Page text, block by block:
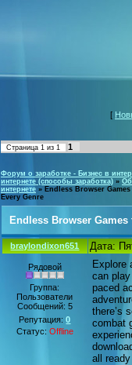
[
Страница 1 из 1 1
Форум о заработке - Бизнес в
интернете (способы заработка) »
интернете » Endless Browser
Every Genre
Endless Browser
braylondixon651 Дата:
Рядовой
Группа:
Пользователи
Сообщений: 5
Репутация:0
Статус: Offline
Explore
can
paced
there’s
combat
all